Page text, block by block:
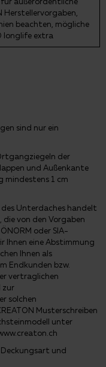
Herstellervorgaben,
beachten, mögliche
longlife extra
sind nur ein
der
und Außenkante
mindestens 1 cm
Unterdaches handelt
die von den Vorgaben
oder SIA-
Ihnen eine Abstimmung
Ihnen als
Endkunden bzw.
vertraglichen
zur
solchen
Musterschreiben
unter
und